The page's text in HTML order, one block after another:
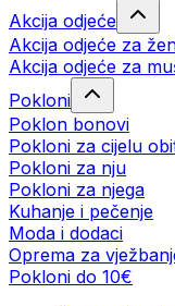
Akcija odjeće
Akcija odjeće za
Akcija odjeće za
Pokloni
Poklon bonovi
Pokloni za cijelu
Pokloni za nju
Pokloni za njega
Kuhanje i pečenje
Moda i dodaci
Oprema za
Pokloni do 10€